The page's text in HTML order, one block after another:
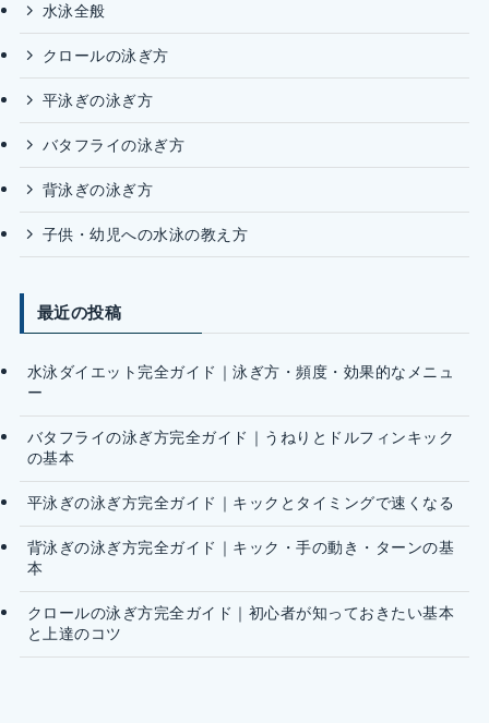
水泳全般
クロールの泳ぎ方
平泳ぎの泳ぎ方
バタフライの泳ぎ方
背泳ぎの泳ぎ方
子供・幼児への水泳の教え方
最近の投稿
水泳ダイエット完全ガイド｜泳ぎ方・頻度・効果的なメニュ
ー
バタフライの泳ぎ方完全ガイド｜うねりとドルフィンキック
の基本
平泳ぎの泳ぎ方完全ガイド｜キックとタイミングで速くなる
背泳ぎの泳ぎ方完全ガイド｜キック・手の動き・ターンの基
本
クロールの泳ぎ方完全ガイド｜初心者が知っておきたい基本
と上達のコツ